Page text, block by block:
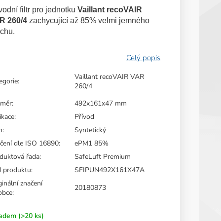
(>20 ks)
filtr pro jednotkuVaillant recoVAIR
260/4 zachycující až 85% velmi jemného
:
Vaillant recoVAIR VAR
260/4
:
492x161x47 mm
:
Přívod
:
Syntetický
dle ISO 16890:
ePM1 85%
řada:
SafeLuft Premium
produktu:
SFIPUN492X161X47A
značení
:
20180873